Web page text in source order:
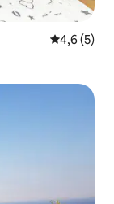
4,6 de
4,6 (5)